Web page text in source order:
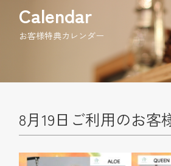
Calendar
お客様特典カレンダー
8月19日ご利用のお客